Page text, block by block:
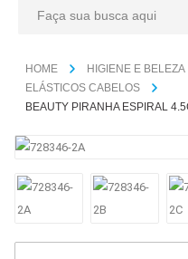
HIGIENE E BELEZA
ELÁSTICOS CABELOS
BEAUTY PIRANHA ESPIRAL
1º caderno
3º caneta
4º tecido
5
6º papel